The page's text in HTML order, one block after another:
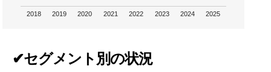
2018 2019 2020 2021 2022 2023 2024 2025
✔セグメント別の状況